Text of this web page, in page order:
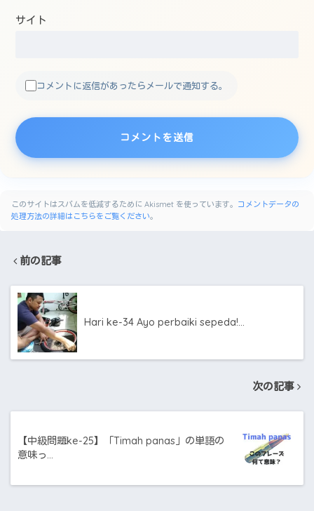
サイト
コメントに返信があったらメールで通知する。
このサイトはスパムを低減するために Akismet を使っています。 コメントデータの
処理方法の詳細はこちらをご覧ください。
前の記事
Hari ke-34 Ayo perbaiki sepeda!…
次の記事
【中級問題ke-25】「Timah panas」の単語の
意味っ…